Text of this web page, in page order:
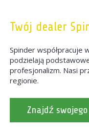
Twój dealer
Spinder współpracuje
podzielają
profesjonalizm. Nasi
regionie.
Znajdź